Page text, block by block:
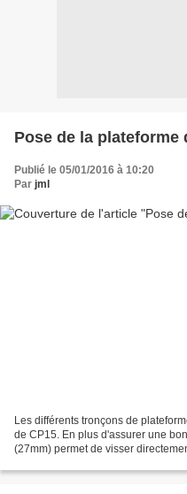
Pose de la plateforme
Publié le 05/01/2016 à 10:20
Par jml
Les différents tronçons de
de CP15. En plus d'assurer une
(27mm) permet de visser